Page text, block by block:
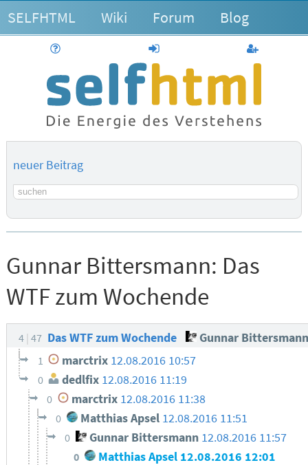
SELFHTML Wiki Forum Blog
anmelden
neuer Beitrag
Suchbegriff
Gunnar Bittersmann: Das
WTF zum Wochende
4 47 Das WTF zum Wochende Gunnar Bittersmann
1 marctrix 12.08.2016 10:57
0 dedlfix 12.08.2016 11:19
0 marctrix 12.08.2016 11:38
0 Matthias Apsel 12.08.2016 11:51
0 Gunnar Bittersmann 12.08.2016 11:57
0 Matthias Apsel 12.08.2016 12:01